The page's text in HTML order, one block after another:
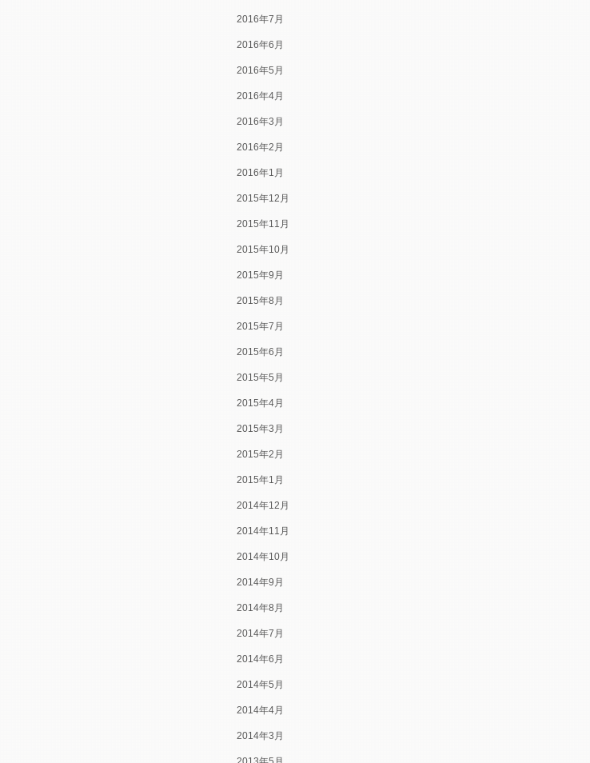
2016年7月
2016年6月
2016年5月
2016年4月
2016年3月
2016年2月
2016年1月
2015年12月
2015年11月
2015年10月
2015年9月
2015年8月
2015年7月
2015年6月
2015年5月
2015年4月
2015年3月
2015年2月
2015年1月
2014年12月
2014年11月
2014年10月
2014年9月
2014年8月
2014年7月
2014年6月
2014年5月
2014年4月
2014年3月